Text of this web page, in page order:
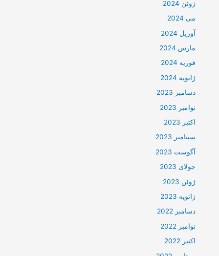
ژوئن 2024
می 2024
آوریل 2024
مارس 2024
فوریه 2024
ژانویه 2024
دسامبر 2023
نوامبر 2023
اکتبر 2023
سپتامبر 2023
آگوست 2023
جولای 2023
ژوئن 2023
ژانویه 2023
دسامبر 2022
نوامبر 2022
اکتبر 2022